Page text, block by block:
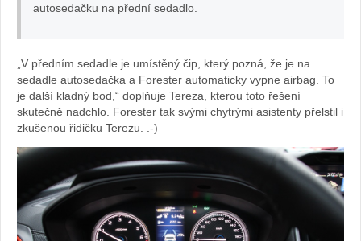
autosedačku na přední sedadlo.
„V předním sedadle je umístěný čip, který pozná, že je na
sedadle autosedačka a Forester automaticky vypne airbag. To
je další kladný bod,“ doplňuje Tereza, kterou toto řešení
skutečně nadchlo. Forester tak svými chytrými asistenty přelstil i
zkušenou řidičku Terezu. .-)